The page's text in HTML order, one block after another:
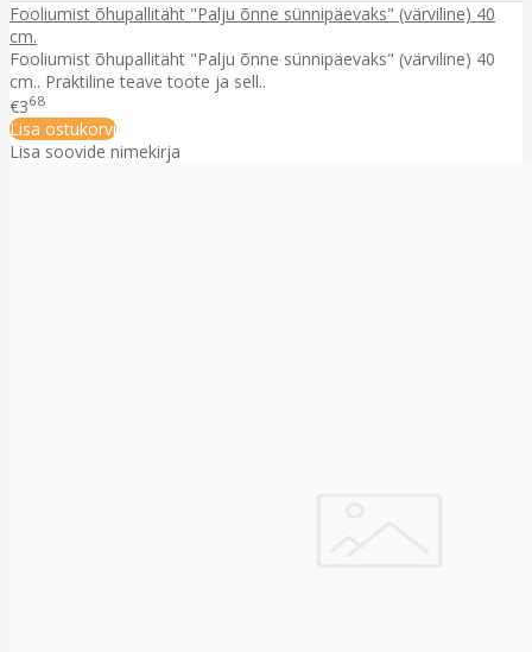
Fooliumist õhupallitäht "Palju õnne sünnipäevaks" (värviline) 40
cm.
Fooliumist õhupallitäht "Palju õnne sünnipäevaks" (värviline) 40
cm.. Praktiline teave toote ja sell..
€368
Lisa ostukorvi
Lisa soovide nimekirja